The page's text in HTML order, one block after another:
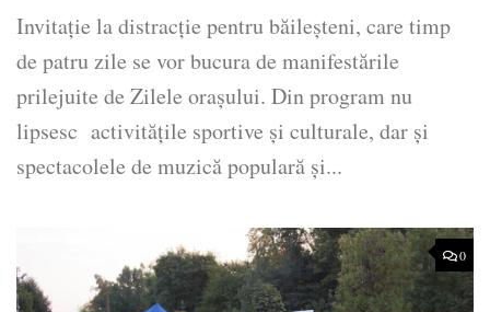
Invitaţie la distracţie pentru băileşteni, care timp
de patru zile se vor bucura de manifestările
prilejuite de Zilele oraşului. Din program nu
lipsesc activităţile sportive şi culturale, dar şi
spectacolele de muzică populară şi...
0